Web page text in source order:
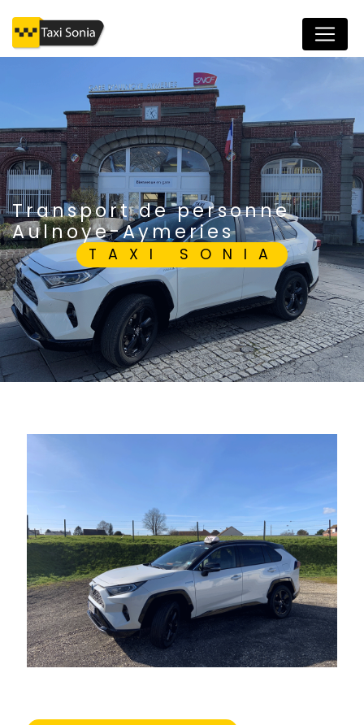
transport de personne
Aulnoye-Aymeries
TAXI SONIA